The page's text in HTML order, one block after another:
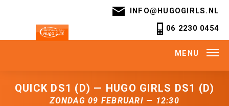
INFO@HUGOGIRLS.NL
06 2230 0454
MENU
QUICK DS1 (D) — HUGO GIRLS DS1 (D)
ZONDAG 09 FEBRUARI — 12:30